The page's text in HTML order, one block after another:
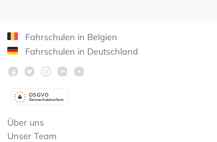
Fahrschulen in Belgien
Fahrschulen in Deutschland
Datenschutzkonform
DSGVO
Über uns
Unser Team